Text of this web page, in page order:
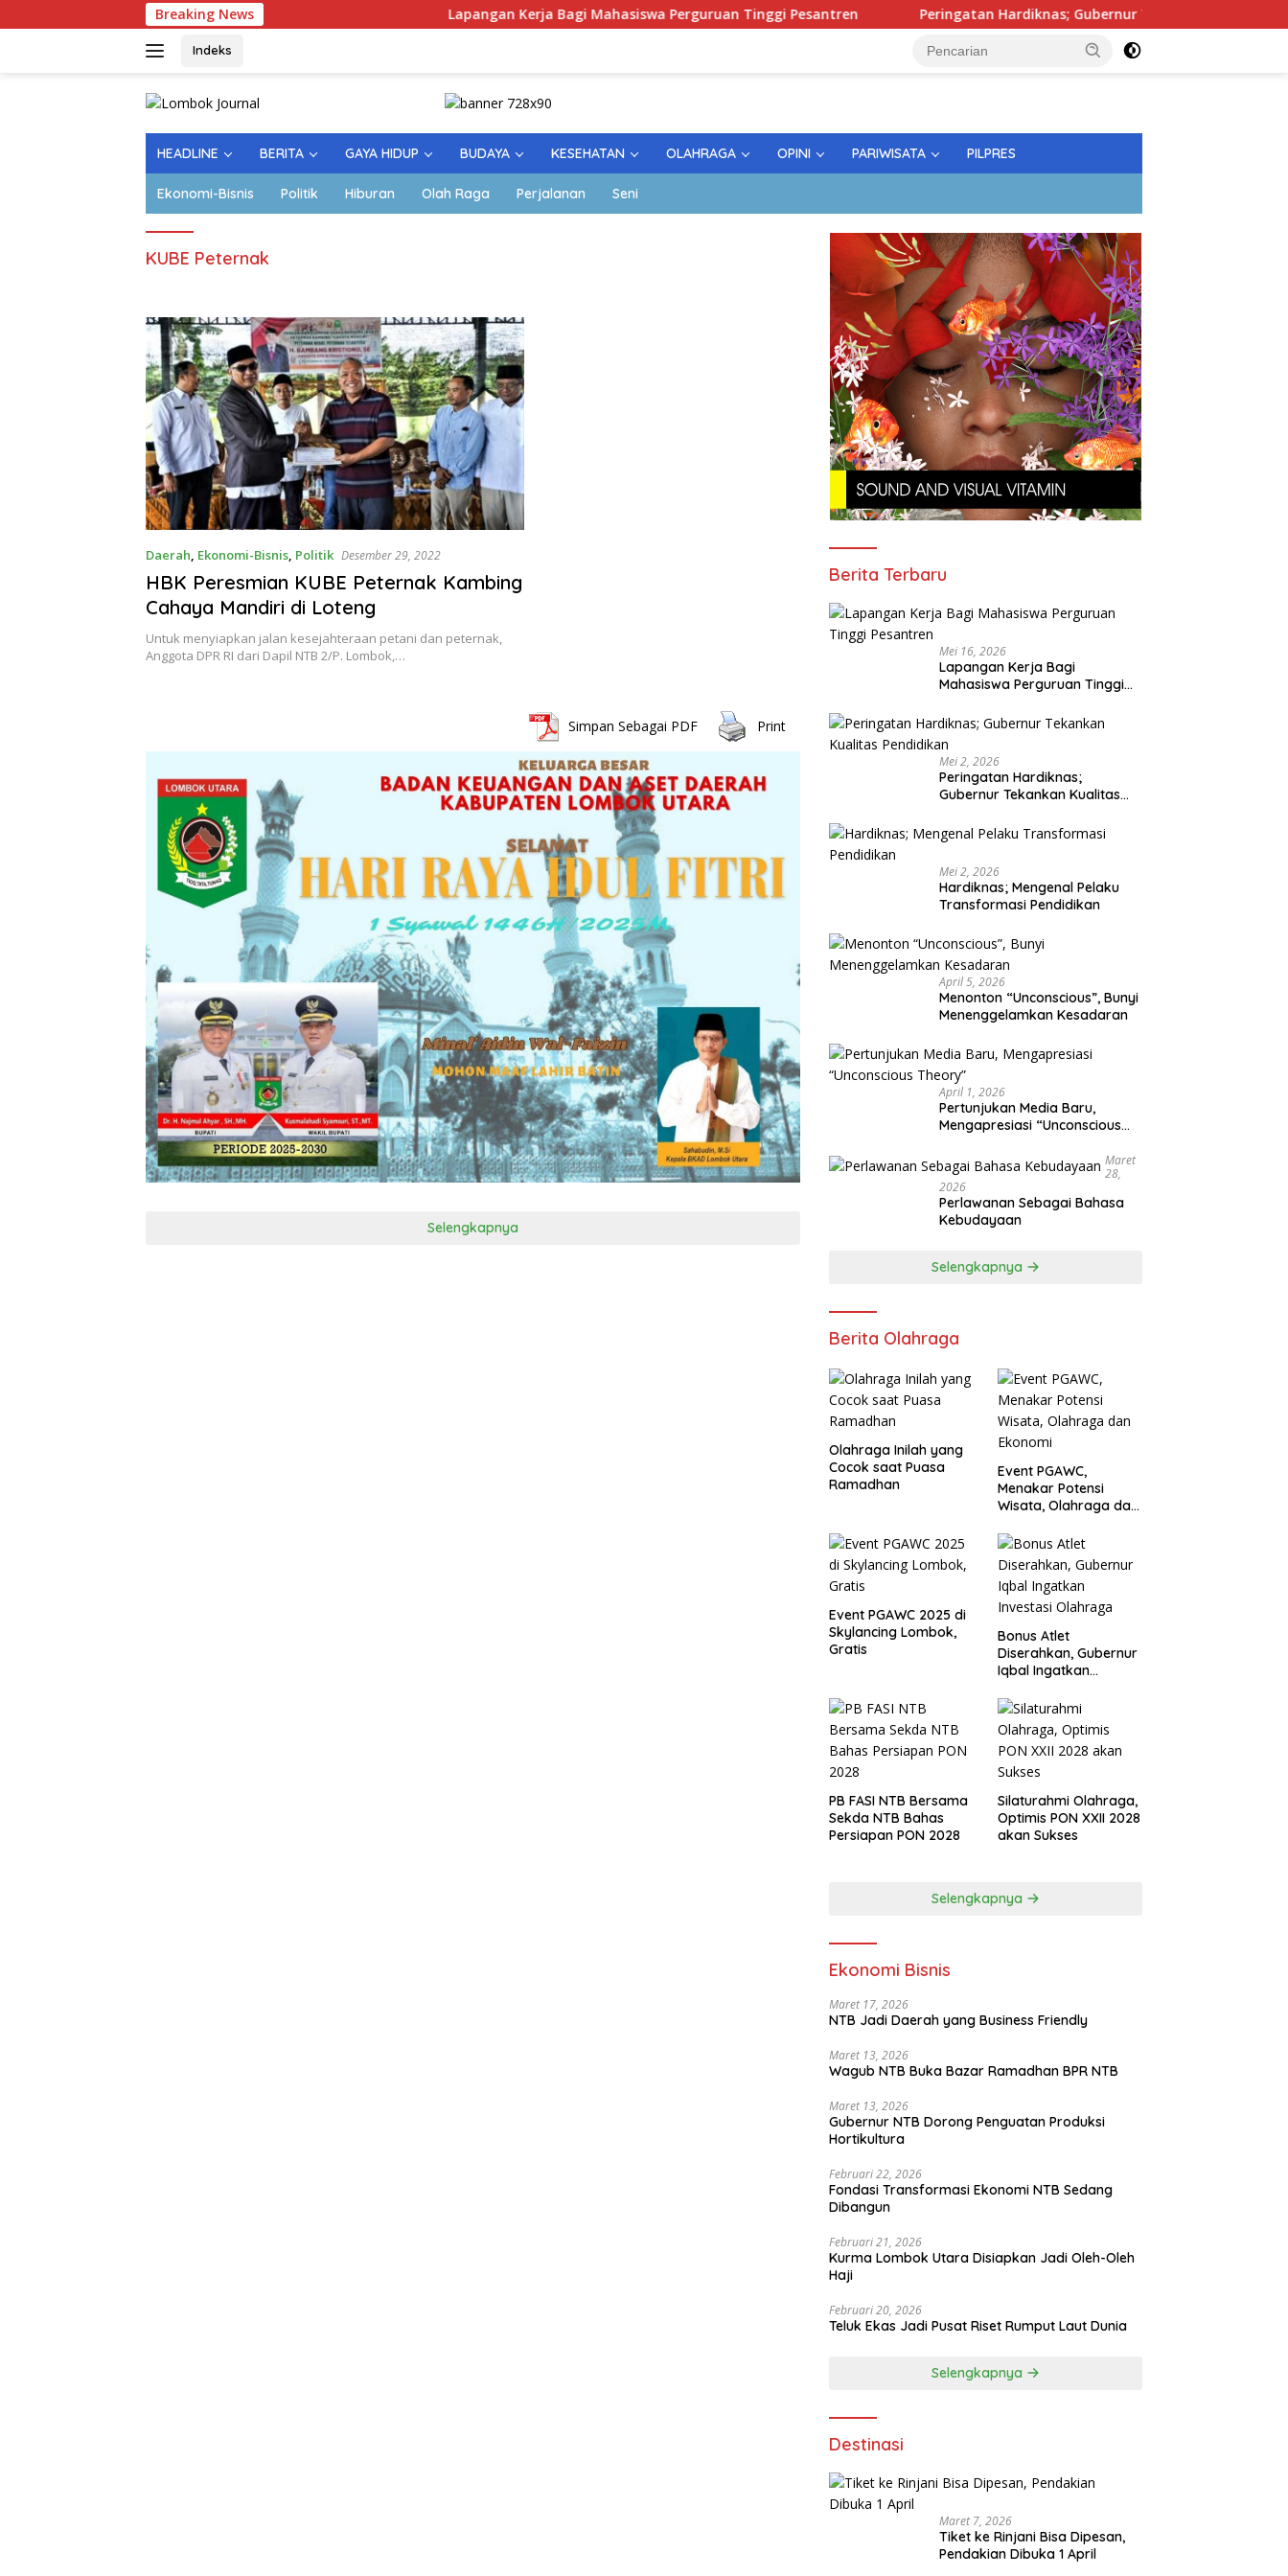
ke
Breaking News Lapangan Kerja Bagi Mahasiswa Perguruan Tinggi Pesantren Peringatan Hardiknas; Gubernur Tekankan Kualitas Pendidikan
Indeks
HEADLINE BERITA GAYA HIDUP BUDAYA KESEHATAN OLAHRAGA OPINI PARIWISATA PILPRES
Ekonomi-Bisnis Politik Hiburan Olah Raga Perjalanan Seni
KUBE Peternak
Daerah, Ekonomi-Bisnis, Politik Desember 29, 2022
HBK Peresmian KUBE Peternak Kambing
Cahaya Mandiri di Loteng
Untuk menyiapkan jalan kesejahteraan petani dan peternak,
Anggota DPR RI dari Dapil NTB 2/P. Lombok,…
Simpan Sebagai PDF Print
Selengkapnya
Berita Terbaru
Mei 16, 2026
Lapangan Kerja Bagi
Mahasiswa Perguruan Tinggi
Mei 2, 2026
Peringatan Hardiknas;
Gubernur Tekankan Kualitas
Mei 2, 2026
Hardiknas; Mengenal Pelaku
Transformasi Pendidikan
April 5, 2026
Menonton “Unconscious”, Bunyi
Menenggelamkan Kesadaran
April 1, 2026
Pertunjukan Media Baru,
Mengapresiasi “Unconscious
Maret
28,
2026
Perlawanan Sebagai Bahasa
Kebudayaan
Selengkapnya
Berita Olahraga
Olahraga Inilah yang
Cocok saat Puasa
Ramadhan
Event PGAWC,
Menakar Potensi
Wisata, Olahraga dan
Event PGAWC 2025 di
Skylancing Lombok,
Gratis
Bonus Atlet
Diserahkan, Gubernur
Iqbal Ingatkan
PB FASI NTB Bersama
Sekda NTB Bahas
Persiapan PON 2028
Silaturahmi Olahraga,
Optimis PON XXII 2028
akan Sukses
Selengkapnya
Ekonomi Bisnis
Maret 17, 2026
NTB Jadi Daerah yang Business Friendly
Maret 13, 2026
Wagub NTB Buka Bazar Ramadhan BPR NTB
Maret 13, 2026
Gubernur NTB Dorong Penguatan Produksi
Hortikultura
Februari 22, 2026
Fondasi Transformasi Ekonomi NTB Sedang
Dibangun
Februari 21, 2026
Kurma Lombok Utara Disiapkan Jadi Oleh-Oleh
Haji
Februari 20, 2026
Teluk Ekas Jadi Pusat Riset Rumput Laut Dunia
Selengkapnya
Destinasi
Maret 7, 2026
Tiket ke Rinjani Bisa Dipesan,
Pendakian Dibuka 1 April